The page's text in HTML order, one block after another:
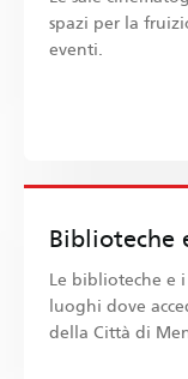
spazi per la
eventi.
Biblioteche
Le biblioteche e
luoghi dove
della Città di